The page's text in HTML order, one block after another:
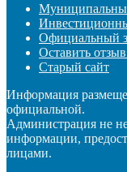
Официальный
Оставить
Старый сайт
Информация
официальной.
Администрация не
информации,
лицами.